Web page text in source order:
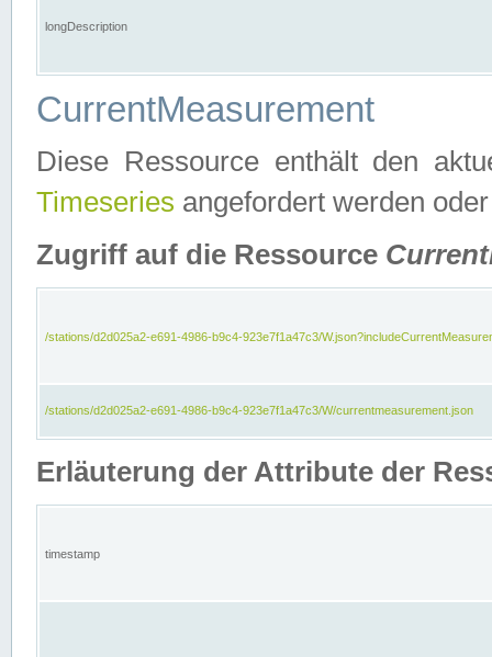
longDescription
CurrentMeasurement
Diese Ressource enthält den
Timeseries angefordert werden
Zugriff auf die Ressource
/stations/d2d025a2-e691-4986-b9c4-923e7f1a47c3/
/stations/d2d025a2-e691-4986-b9c4-923e7f1a47c3/W/currentmeasurement.json
Erläuterung der Attribute der
timestamp